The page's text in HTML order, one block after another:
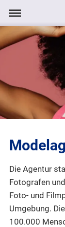
Navigation
anzeigen/
Navigation
AGENTUR
MODELS
TALENTE
PROJEKTE
LOGIN
KONTAKT
DE | EN
Die Agentur
Fotografen
Foto- und
Umgebung.
100.000